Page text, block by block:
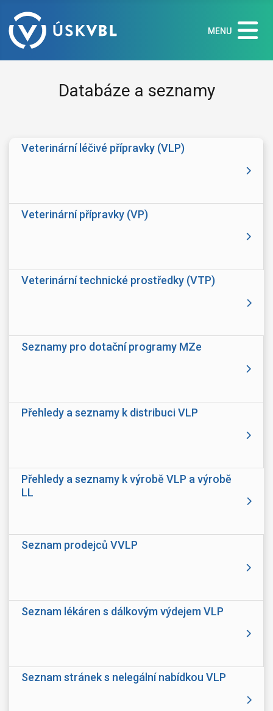
MENU
Databáze a seznamy
Veterinární léčivé přípravky (VLP)
Veterinární přípravky (VP)
Veterinární technické prostředky (VTP)
Seznamy pro dotační programy MZe
Přehledy a seznamy k distribuci VLP
Přehledy a seznamy k výrobě VLP a výrobě
LL
Seznam prodejců VVLP
Seznam lékáren s dálkovým výdejem VLP
Seznam stránek s nelegální nabídkou VLP